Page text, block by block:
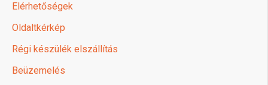
Elérhetőségek
Oldaltkérkép
Régi készülék elszállítás
Beüzemelés